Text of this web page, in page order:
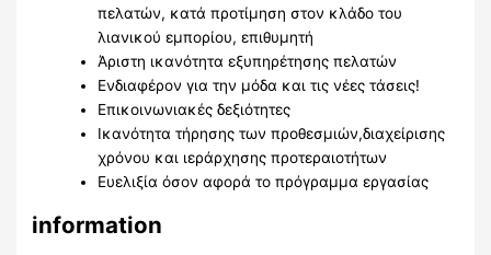
πελατών, κατά προτίμηση στον κλάδο του
λιανικού εμπορίου, επιθυμητή
Άριστη ικανότητα εξυπηρέτησης πελατών
Ενδιαφέρον για την μόδα και τις νέες τάσεις!
Eπικοινωνιακές δεξιότητες
Ικανότητα τήρησης των προθεσμιών,διαχείρισης
χρόνου και ιεράρχησης πρoτεραιοτήτων
Ευελιξία όσον αφορά το πρόγραμμα εργασίας
information